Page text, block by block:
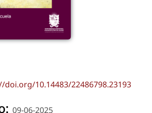
doi.org/10.14483/22486798.23193
09-06-2025